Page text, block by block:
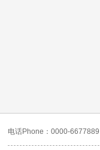
电话Phone：0000-6677889